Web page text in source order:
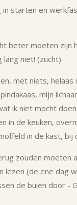
starten en
beter moeten zijn
niet! (zucht)
met niets,
mijn
ik niet mocht
in de keuken,
in de kast, bij
zouden moeten
lezen (de ene dag
de buien door -